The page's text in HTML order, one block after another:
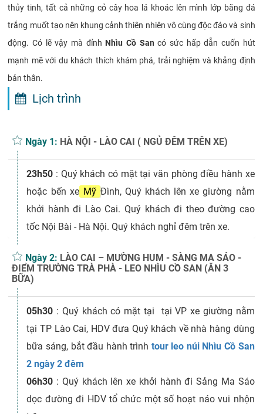
thủy tinh, tất cả những cỏ cây hoa lá khoác lên mình lớp băng đá
trắng muốt tạo nên khung cảnh thiên nhiên vô cùng độc đáo và sinh
động. Có lẽ vậy mà đỉnh Nhìu Cồ San có sức hấp dẫn cuốn hút
mạnh mẽ với du khách thích khám phá, trải nghiệm và khảng định
bản thân.
Lịch trình
Ngày 1: HÀ NỘI - LÀO CAI ( NGỦ ĐÊM TRÊN XE)
23h50 : Quý khách có mặt tại văn phòng điều hành xe
hoặc bến xe Mỹ Đình, Quý khách lên xe giường nằm
khởi hành đi Lào Cai. Quý khách đi theo đường cao
tốc Nội Bài - Hà Nội. Quý khách nghỉ đêm trên xe.
Ngày 2: LÀO CAI – MƯỜNG HUM - SÀNG MA SÁO -
ĐIỂM TRƯỜNG TRÀ PHÀ - LEO NHÌU CỒ SAN (ĂN 3
BỮA)
05h30 : Quý khách có mặt tại tại VP xe giường nằm
tại TP Lào Cai, HDV đưa Quý khách về nhà hàng dùng
bữa sáng, bắt đầu hành trình tour leo núi Nhìu Cồ San
2 ngày 2 đêm
06h30 : Quý khách lên xe khởi hành đi Sảng Ma Sáo
dọc đường đi HDV tổ chức một số hoạt náo vui nhộn